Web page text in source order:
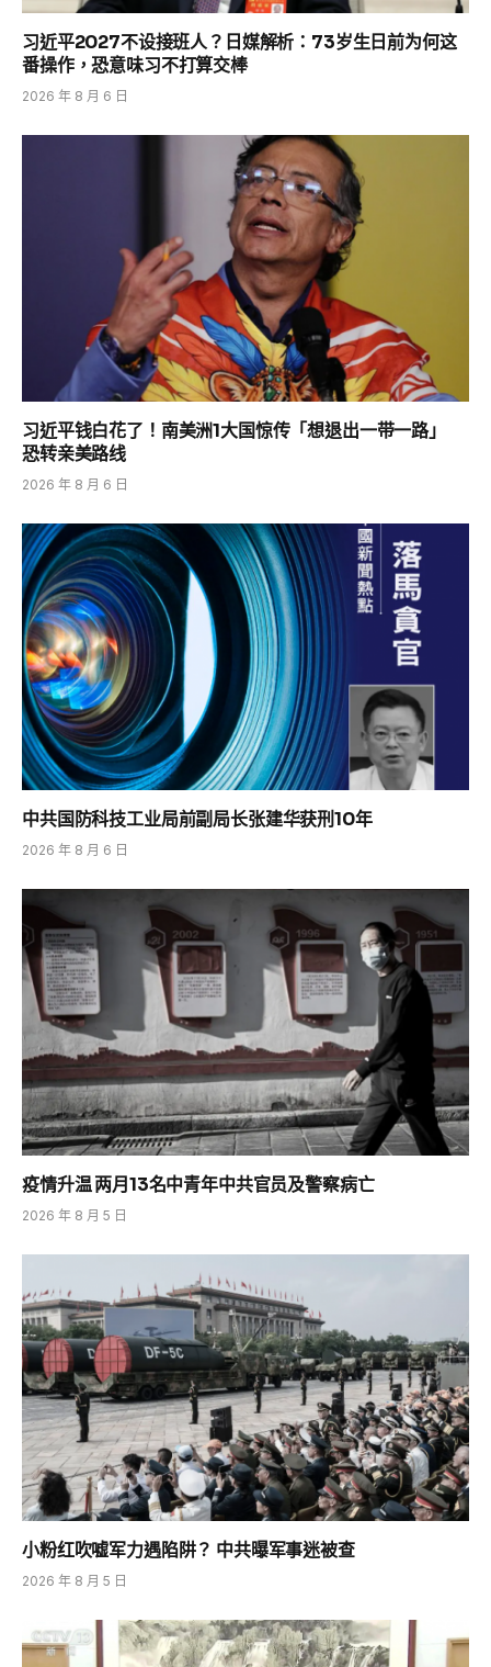
习近平2027不设接班人？日媒解析：73岁生日前为何这
番操作，恐意味习不打算交棒
2026 年 8 月 6 日
习近平钱白花了！南美洲1大国惊传「想退出一带一路」
恐转亲美路线
2026 年 8 月 6 日
中共国防科技工业局前副局长张建华获刑10年
2026 年 8 月 6 日
疫情升温 两月13名中青年中共官员及警察病亡
2026 年 8 月 5 日
小粉红吹嘘军力遇陷阱？ 中共曝军事迷被查
2026 年 8 月 5 日